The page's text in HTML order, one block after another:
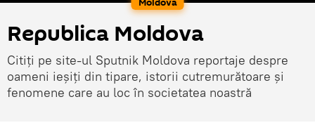
Republica Moldova
Citiți pe site-ul Sputnik Moldova reportaje despre
oameni ieșiți din tipare, istorii cutremurătoare și
fenomene care au loc în societatea noastră